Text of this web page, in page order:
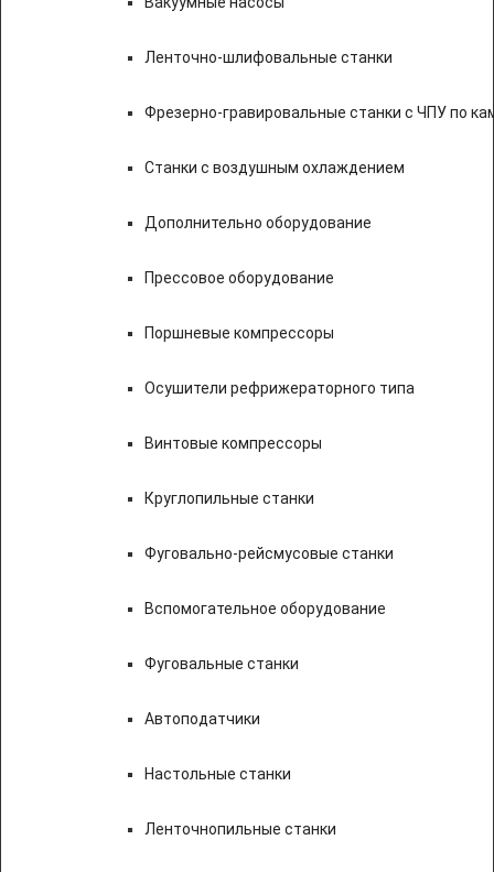
Ленточно-шлифовальные станки
Фрезерно-гравировальные станки с ЧПУ по
Станки с воздушным охлаждением
Дополнительно оборудование
Прессовое оборудование
Поршневые компрессоры
Осушители рефрижераторного типа
Винтовые компрессоры
Круглопильные станки
Фуговально-рейсмусовые станки
Вспомогательное оборудование
Фуговальные станки
Автоподатчики
Настольные станки
Ленточнопильные станки